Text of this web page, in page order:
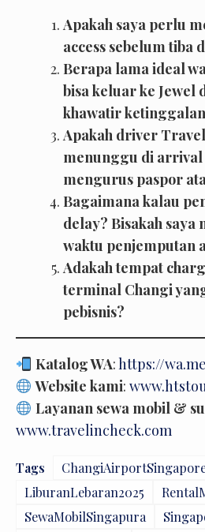
Apakah saya perlu
access sebelum tiba
Berapa lama ideal
bisa keluar ke Jewel
khawatir
Apakah driver
menunggu di arrival
mengurus paspor
Bagaimana kalau
delay? Bisakah saya
waktu penjemputan
Adakah tempat
terminal Changi
pebisnis?
Katalog WA:https://
Website kami:
Layanan sewa mobil &
www.travelincheck.com
Tags
LiburanLebaran2025
SewaMobilSingapura